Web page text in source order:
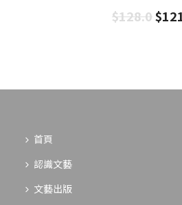
$128.0$
首頁
認識文藝
文藝出版